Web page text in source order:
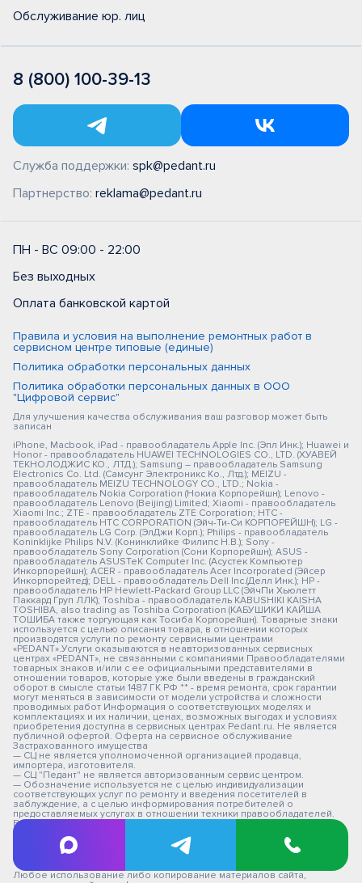
Обслуживание юр. лиц
8 (800) 100-39-13
Служба поддержки: spk@pedant.ru
Партнерство: reklama@pedant.ru
ПН - ВС 09:00 - 22:00
Без выходных
Оплата банковской картой
Правила и условия на выполнение ремонтных работ в
сервисном центре типовые (единые)
Политика обработки персональных данных
Политика обработки персональных данных в ООО
"Цифровой сервис"
Для улучшения качества обслуживания ваш разговор может быть
записан
iPhone, Macbook, iPad - правообладатель Apple Inc. (Эпл Инк.); Huawei и
Honor - правообладатель HUAWEI TECHNOLOGIES CO., LTD. (ХУАВЕЙ
ТЕКНОЛОДЖИС КО., ЛТД.); Samsung – правообладатель Samsung
Electronics Co. Ltd. (Самсунг Электроникс Ко., Лтд.); MEIZU -
правообладатель MEIZU TECHNOLOGY CO., LTD.; Nokia -
правообладатель Nokia Corporation (Нокиа Корпорейшн); Lenovo -
правообладатель Lenovo (Beijing) Limited; Xiaomi - правообладатель
Xiaomi Inc.; ZTE - правообладатель ZTE Corporation; HTC -
правообладатель HTC CORPORATION (Эйч-Ти-Си КОРПОРЕЙШН); LG -
правообладатель LG Corp. (ЭлДжи Корп.); Philips - правообладатель
Koninklijke Philips N.V. (Конинклийке Филипс Н.В.); Sony -
правообладатель Sony Corporation (Сони Корпорейшн); ASUS -
правообладатель ASUSTeK Computer Inc. (Асустек Компьютер
Инкорпорейшн); ACER - правообладатель Acer Incorporated (Эйсер
Инкорпорейтед); DELL - правообладатель Dell Inc.(Делл Инк.); HP -
правообладатель HP Hewlett-Packard Group LLC (ЭйчПи Хьюлетт
Паккард Груп ЛЛК); Toshiba - правообладатель KABUSHIKI KAISHA
TOSHIBA, also trading as Toshiba Corporation (КАБУШИКИ КАЙША
ТОШИБА также торгующая как Тосиба Корпорейшн). Товарные знаки
используется с целью описания товара, в отношении которых
производятся услуги по ремонту сервисными центрами
«PEDANT».Услуги оказываются в неавторизованных сервисных
центрах «PEDANT», не связанными с компаниями Правообладателями
товарных знаков и/или с ее официальными представителями в
отношении товаров, которые уже были введены в гражданский
оборот в смысле статьи 1487 ГК РФ ** - время ремонта, срок гарантии
могут меняться в зависимости от модели устройства и сложности
проводимых работ Информация о соответствующих моделях и
комплектациях и их наличии, ценах, возможных выгодах и условиях
приобретения доступна в сервисных центрах Pedant.ru. Не является
публичной офертой. Оферта на сервисное обслуживание
Застрахованного имущества
— СЦ не является уполномоченной организацией продавца,
импортера, изготовителя.
— СЦ "Педант" не является авторизованным сервис центром.
— Обозначение используется не с целью индивидуализации
соответствующих услуг по ремонту и введения посетителей в
заблуждение, а с целью информирования потребителей о
предоставляемых услугах в отношении техники правообладателей.
Вся информация на сайте носит исключительно информационный
характер.
© 2026 pedant-perm.ru
Любое использование либо копирование материалов сайта,